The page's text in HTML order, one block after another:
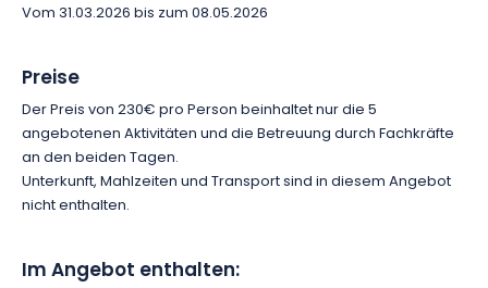
Entdeckung, Pädagogik und Wohlbefinden miteinander
Erleben Sie ein vollständiges Eintauchen zwischen
Entspannung, Natur und Wiederverbindung. Buchen Sie Ihr
Wochenende und gönnen Sie sich einen kostbaren Moment,
um sich zu zentrieren und tief beruhigt nach Hause zu gehen.
Vom 31.03.2026 bis zum 08.05.2026
Preise
Der Preis von 230€ pro Person beinhaltet nur die 5
angebotenen Aktivitäten und die Betreuung durch Fachkräfte
an den beiden Tagen.
Unterkunft, Mahlzeiten und Transport sind in diesem Angebot
nicht enthalten.
Im Angebot enthalten: